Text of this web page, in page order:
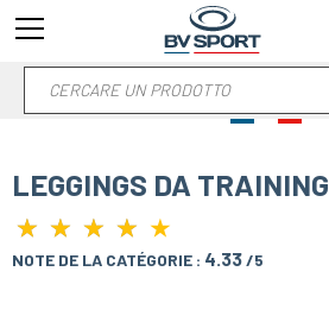
LEGGINGS DA TRAINING
★ ★ ★ ★
★ ★ ★ ★ ★
NOTE DE LA CATÉGORIE : 4.33/5